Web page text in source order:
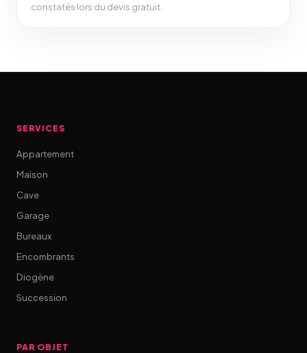
constatés lors du devis gratuit.
SERVICES
Appartement
Maison
Cave
Garage
Bureaux
Encombrants
Diogène
Succession
PAR OBJET